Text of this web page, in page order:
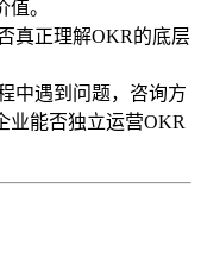
。
真正理解OKR的底层
中遇到问题，咨询方
业能否独立运营OKR